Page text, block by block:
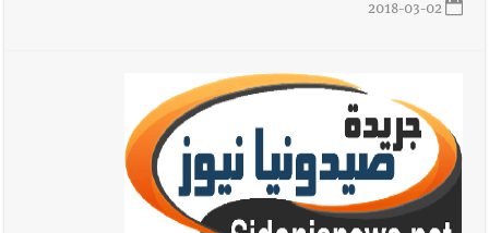
2018-03-02